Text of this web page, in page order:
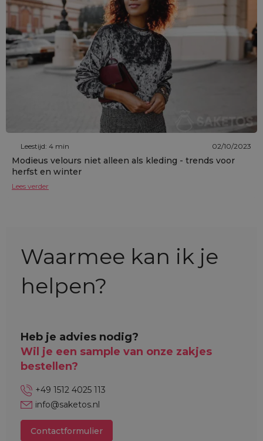
Leestijd: 4 min 02/10/2023
Modieus velours niet alleen als kleding - trends voor
herfst en winter
Lees verder
Waarmee kan ik je
helpen?
Heb je advies nodig?
Wil je een sample van onze zakjes
bestellen?
+49 1512 4025 113
info@saketos.nl
Contactformulier